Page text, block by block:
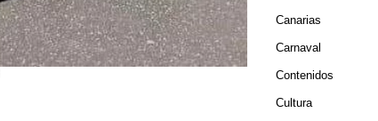
Canarias
Carnaval
Contenidos
Cultura